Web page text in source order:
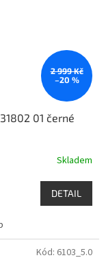
2 999 Kč
–20 %
01 černé
Skladem
DETAIL
Kód: 6103_5.0